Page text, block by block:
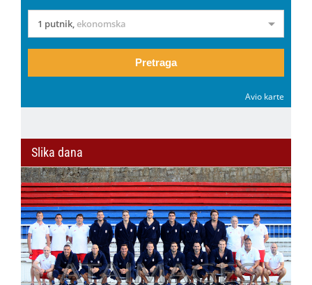
1 putnik,ekonomska
Pretraga
Avio karte
Slika dana